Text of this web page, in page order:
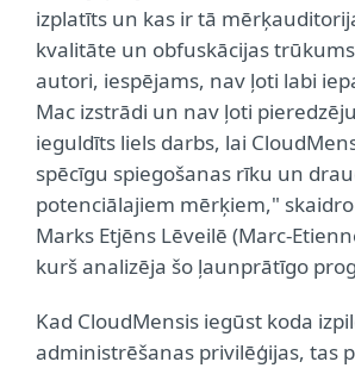
izplatīts un kas ir tā
kvalitāte un obfuskācijas
autori, iespējams, nav ļoti labi
Mac izstrādi un nav ļoti
ieguldīts liels darbs, lai
spēcīgu spiegošanas rīku un
potenciālajiem mērķiem," skaidro
Marks Etjēns Lēveilē (Marc-
kurš analizēja šo ļaunprātīgo
Kad CloudMensis iegūst koda
administrēšanas privilēģijas, tas